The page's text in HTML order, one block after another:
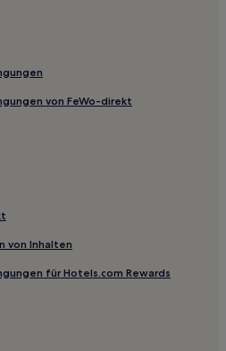
von FeWo-direkt
von Inhalten
für Hotels.com Rewards